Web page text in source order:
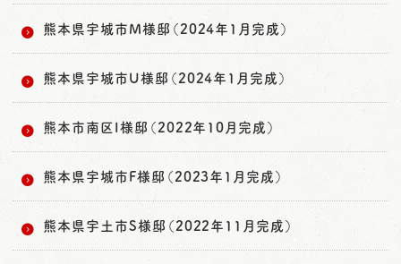
熊本県宇城市M様邸（2024年1月完成）
熊本県宇城市U様邸（2024年1月完成）
熊本市南区I様邸（2022年10月完成）
熊本県宇城市F様邸（2023年1月完成）
熊本県宇土市S様邸（2022年11月完成）